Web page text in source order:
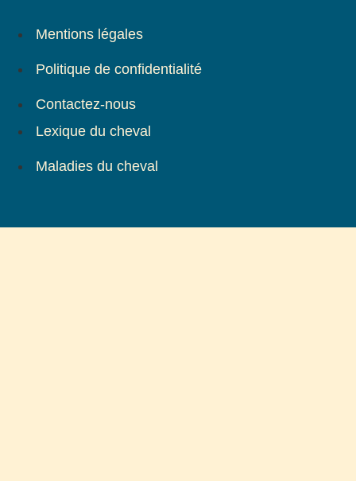
Mentions légales
Politique de confidentialité
Contactez-nous
Lexique du cheval
Maladies du cheval